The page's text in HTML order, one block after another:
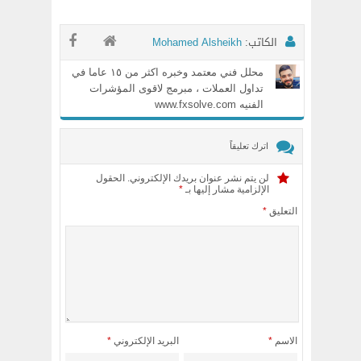
الكاتب: Mohamed Alsheikh
محلل فني معتمد وخبره اكثر من ١٥ عاما في
تداول العملات ، مبرمج لاقوى المؤشرات
الفنيه www.fxsolve.com
اترك تعليقاً
لن يتم نشر عنوان بريدك الإلكتروني. الحقول
الإلزامية مشار إليها بـ *
التعليق *
الاسم * البريد الإلكتروني *